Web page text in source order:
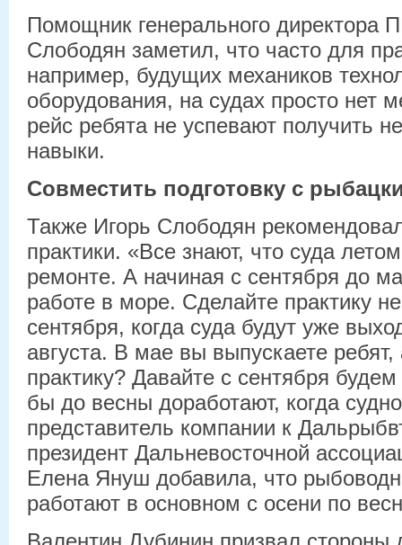
Помощник генерального директора
Слободян заметил, что часто для
например, будущих механиков
оборудования, на судах просто нет
рейс ребята не успевают получить
навыки.
Совместить подготовку с
Также Игорь Слободян
практики. «Все знают, что суда
ремонте. А начиная с сентября до
работе в море. Сделайте практику
сентября, когда суда будут уже
августа. В мае вы выпускаете ребят,
практику? Давайте с сентября
бы до весны доработают, когда
представитель компании к
президент Дальневосточной
Елена Януш добавила, что
работают в основном с осени по